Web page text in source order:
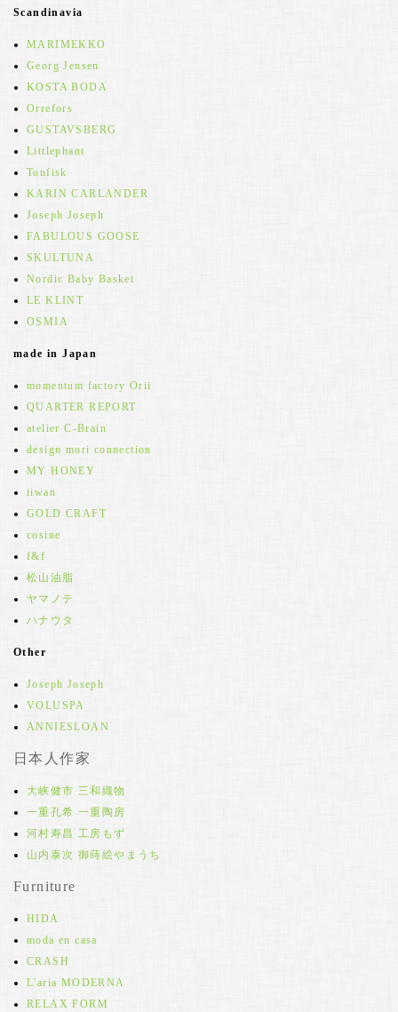
Scandinavia
MARIMEKKO
Georg Jensen
KOSTA BODA
Orrefors
GUSTAVSBERG
Littlephant
Tonfisk
KARIN CARLANDER
Joseph Joseph
FABULOUS GOOSE
SKULTUNA
Nordic Baby Basket
LE KLINT
OSMIA
made in Japan
momentum factory Orii
QUARTER REPORT
atelier C-Brain
design mori connection
MY HONEY
iiwan
GOLD CRAFT
cosine
f&f
松山油脂
ヤマノテ
ハナウタ
Other
Joseph Joseph
VOLUSPA
ANNIESLOAN
日本人作家
大峡健市 三和織物
一重孔希 一重陶房
河村寿昌 工房もず
山内泰次 御蒔絵やまうち
Furniture
HIDA
moda en casa
CRASH
L'aria MODERNA
RELAX FORM